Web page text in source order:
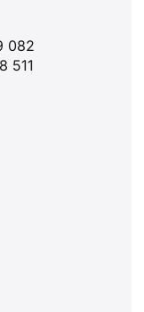
082
511